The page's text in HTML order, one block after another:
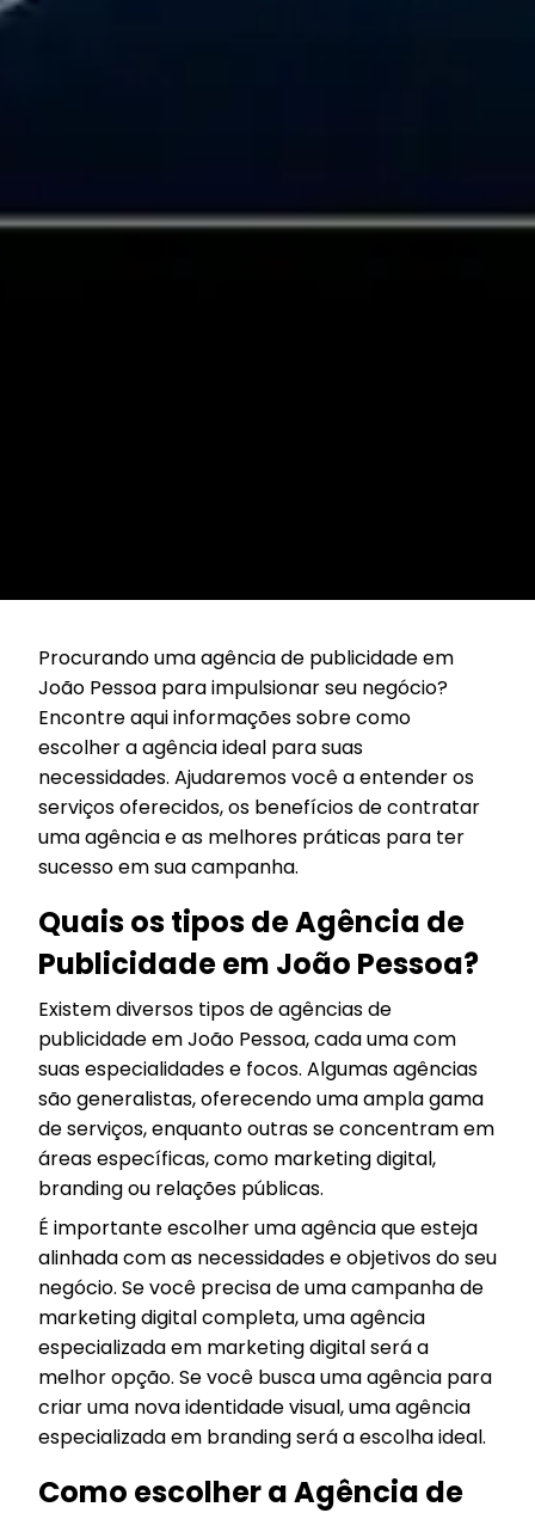
Procurando uma agência de publicidade em
João Pessoa para impulsionar seu negócio?
Encontre aqui informações sobre como
escolher a agência ideal para suas
necessidades. Ajudaremos você a entender os
serviços oferecidos, os benefícios de contratar
uma agência e as melhores práticas para ter
sucesso em sua campanha.
Quais os tipos de Agência de
Publicidade em João Pessoa?
Existem diversos tipos de agências de
publicidade em João Pessoa, cada uma com
suas especialidades e focos. Algumas agências
são generalistas, oferecendo uma ampla gama
de serviços, enquanto outras se concentram em
áreas específicas, como marketing digital,
branding ou relações públicas.
É importante escolher uma agência que esteja
alinhada com as necessidades e objetivos do seu
negócio. Se você precisa de uma campanha de
marketing digital completa, uma agência
especializada em marketing digital será a
melhor opção. Se você busca uma agência para
criar uma nova identidade visual, uma agência
especializada em branding será a escolha ideal.
Como escolher a Agência de